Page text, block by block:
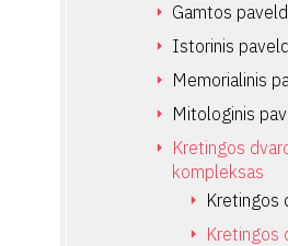
Gamtos
Istorinis
Memorialinis
Mitologinis
Kretingos
kompleksas
Kretingos
Kretingos